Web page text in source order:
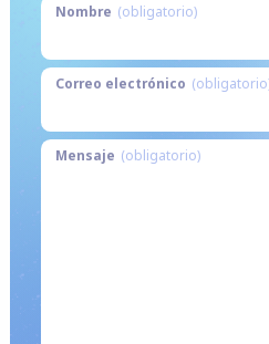
SEO spe...
including Crystal Carter, Chris
December 20, 2025
Nombre (obligatorio)
Correo electrónico
Mensaje (obligatorio)